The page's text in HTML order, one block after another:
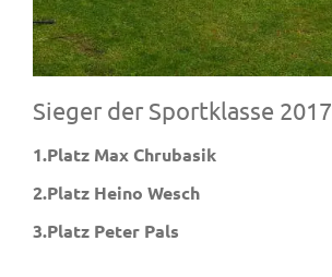
Sieger der Sportklasse 2017
1.Platz Max Chrubasik
2.Platz Heino Wesch
3.Platz Peter Pals